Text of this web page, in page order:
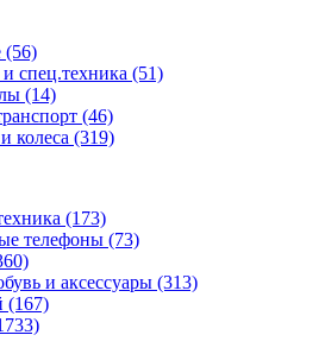
(56)
спец.техника (51)
(14)
(46)
колеса (319)
(173)
телефоны (73)
и аксессуары (313)
(167)